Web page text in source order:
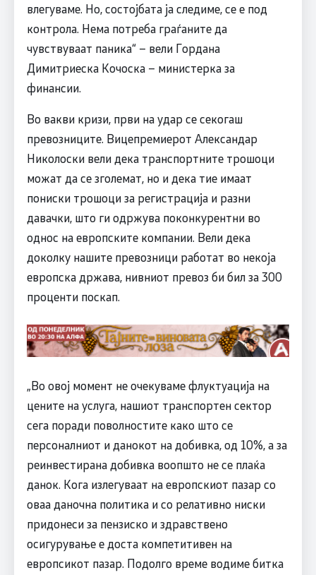
влегуваме. Но, состојбата ја следиме, се е под
контрола. Нема потреба граѓаните да
чувствуваат паника“ – вели Гордана
Димитриеска Кочоска – министерка за
финансии.
Во вакви кризи, први на удар се секогаш
превозниците. Вицепремиерот Александар
Николоски вели дека транспортните трошоци
можат да се зголемат, но и дека тие имаат
пониски трошоци за регистрација и разни
давачки, што ги одржува поконкурентни во
однос на европските компании. Вели дека
доколку нашите превозници работат во некоја
европска држава, нивниот превоз би бил за 300
проценти поскап.
„Во овој момент не очекуваме флуктуација на
цените на услуга, нашиот транспортен сектор
сега поради поволностите како што се
персоналниот и данокот на добивка, од 10%, а за
реинвестирана добивка воопшто не се плаќа
данок. Кога излегуваат на европскиот пазар со
оваа даночна политика и со релативно ниски
придонеси за пензиско и здравствено
осигурување е доста компетитивен на
европсикот пазар. Подолго време водиме битка